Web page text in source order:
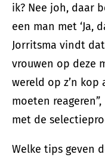
ik? Nee joh, daar
een man met ‘Ja,
Jorritsma vindt
vrouwen op deze
wereld op z’n
moeten
met de
Welke tips geven